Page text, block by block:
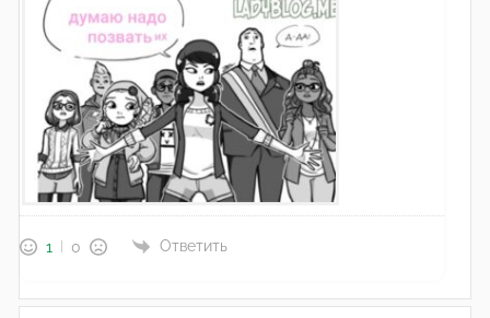
1 0 Ответить